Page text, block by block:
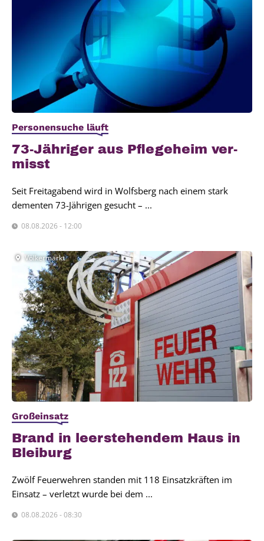
Personensuche läuft
73-Jäh­ri­ger aus Pfle­ge­heim ver­
misst
Seit Freitagabend wird in Wolfsberg nach einem stark
dementen 73-Jährigen gesucht – ...
08.08.2026 - 12:00
Völkermarkt
Großeinsatz
Brand in leer­ste­hen­dem Haus in
Blei­burg
Zwölf Feuerwehren standen mit 118 Einsatzkräften im
Einsatz – verletzt wurde bei dem ...
08.08.2026 - 08:30